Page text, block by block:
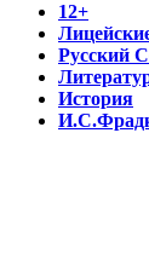
12+
Русский
История